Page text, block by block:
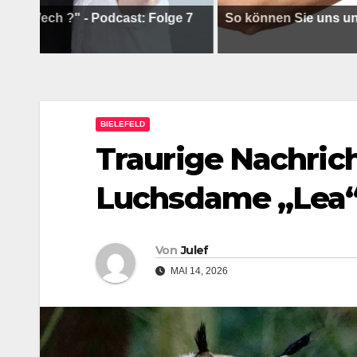
?" - Podcast: Folge 7 So können Sie uns
BIELEFELD
Traurige
Luchsdame
Von Julef
MAI 14, 2026